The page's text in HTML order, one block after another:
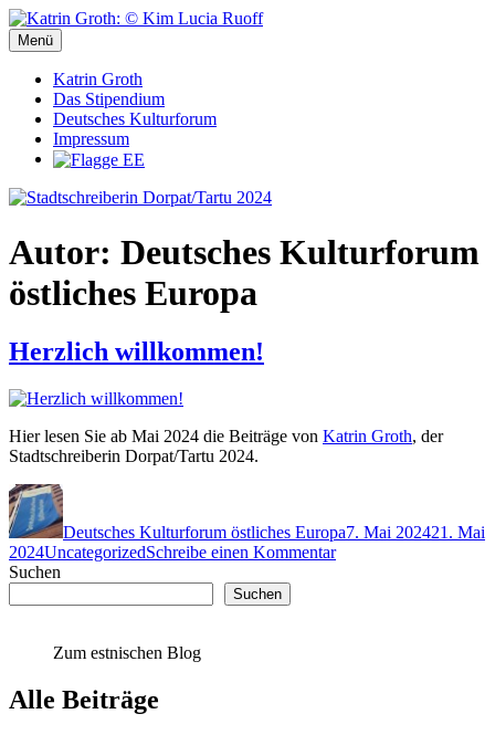
Zum
Inhalt
springen
Stadtschreiberin Dorpat/Tartu 2024
Stadtschreiberin Dorpat/Tartu 2024
Menü
Katrin Groth
Das Stipendium
Deutsches Kulturforum
Impressum
Autor: Deutsches Kulturforum
östliches Europa
Herzlich willkommen!
Hier lesen Sie ab Mai 2024 die Beiträge von Katrin Groth, der
Stadtschreiberin Dorpat/Tartu 2024.
Autor
Deutsches Kulturforum östliches Europa7. Mai 202421. Mai
2024Kategorien
UncategorizedSchreibe einen Kommentarzu
Suchen
Suchen
Zum estnischen Blog
Alle Beiträge